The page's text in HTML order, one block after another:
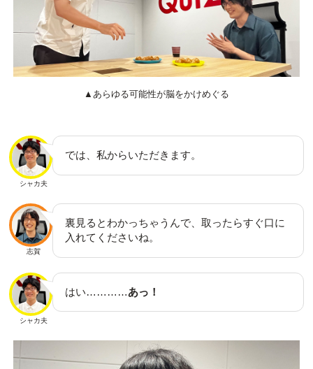
▲あらゆる可能性が脳をかけめぐる
シャカ夫
では、私からいただきます。
志賀
裏見るとわかっちゃうんで、取ったらすぐ口に
入れてくださいね。
シャカ夫
はい…………あっ！